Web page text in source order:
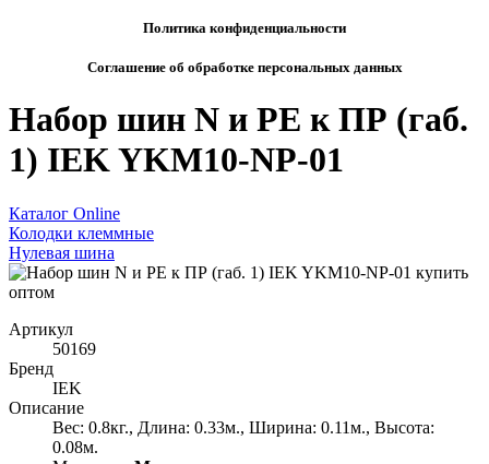
Политика конфиденциальности
Соглашение об обработке персональных данных
Набор шин N и PE к ПР (габ.
1) IEK YKM10-NP-01
Каталог Online
Колодки клеммные
Нулевая шина
Артикул
50169
Бренд
IEK
Описание
Вес: 0.8кг., Длина: 0.33м., Ширина: 0.11м., Высота:
0.08м.